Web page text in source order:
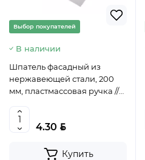
Выбор покупателей
В наличии
Шпатель фасадный из
нержавеющей стали, 200
мм, пластмассовая ручка //
4.30 BYN
Купить